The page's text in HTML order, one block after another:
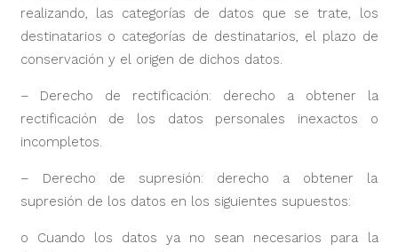
realizando, las categorías de datos que se trate, los
destinatarios o categorías de destinatarios, el plazo de
conservación y el origen de dichos datos.
– Derecho de rectificación: derecho a obtener la
rectificación de los datos personales inexactos o
incompletos.
– Derecho de supresión: derecho a obtener la
supresión de los datos en los siguientes supuestos:
o Cuando los datos ya no sean necesarios para la